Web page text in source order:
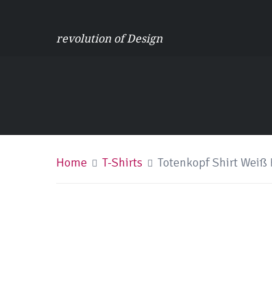
revolution of Design
Home T-Shirts Totenkopf Shirt Weiß